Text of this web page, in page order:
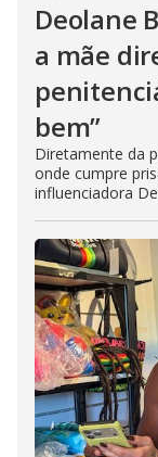
Deolane
a mãe
bem”
Diretamente da
onde cumpre
influenciadora